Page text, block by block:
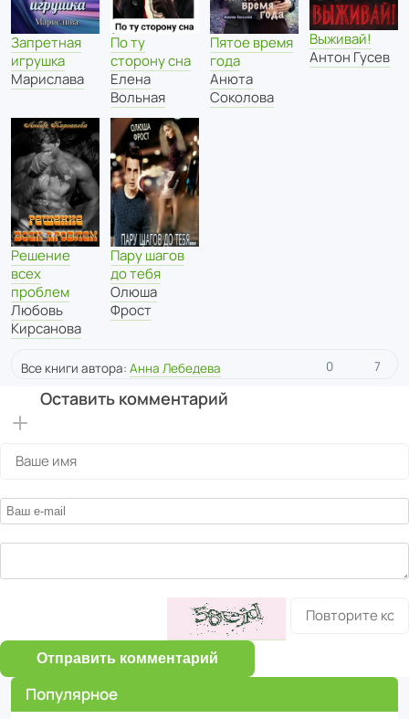
Запретная
игрушка
Марислава
По ту
сторону сна
Елена
Вольная
Пятое время
года
Анюта
Соколова
Выживай!
Антон Гусев
Решение
всех
проблем
Любовь
Кирсанова
Пару шагов
до тебя
Олюша
Фрост
Все книги автора: Анна Лебедева 0 7
Оставить комментарий
Отправить комментарий
Популярное